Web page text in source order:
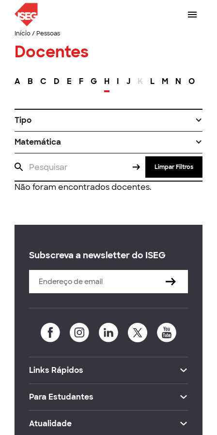
Início/ Pessoas
Docentes
A B C D E F G H I J K L M N O
Tipo
Matemática
Limpar Filtros
Não foram encontrados docentes.
Subscreva a newsletter do ISEG
Links Rápidos
Para Estudantes
Atualidade